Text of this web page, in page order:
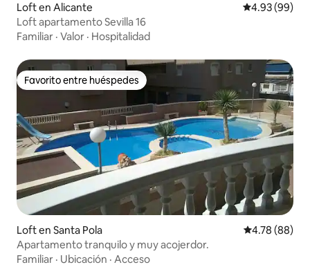
Loft en Alicante Calificación
4.93 (99)
Loft apartamento Sevilla 16
Familiar · Valor · Hospitalidad
Favorito entre huéspedes
Favorito entre huéspedes
Loft en Santa Pola Calificación
4.78 (88)
Apartamento tranquilo y muy acojerdor.
Familiar · Ubicación · Acceso